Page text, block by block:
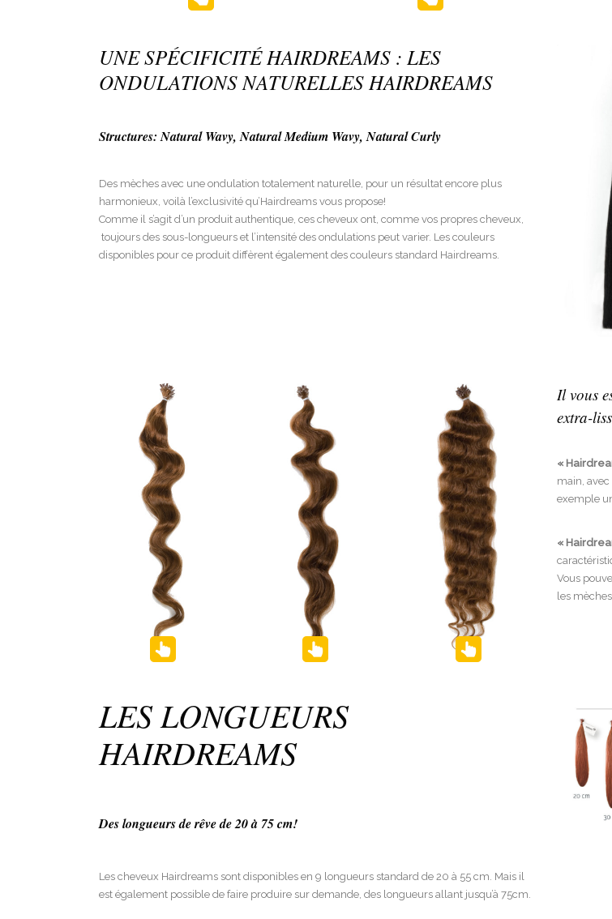
UNE SPÉCIFICITÉ HAIRDREAMS : LES
ONDULATIONS NATURELLES HAIRDREAMS
Structures: Natural Wavy, Natural Medium Wavy, Natural Curly
Des mèches avec une ondulation totalement naturelle, pour un résultat encore plus
harmonieux, voilà l’exclusivité qu’Hairdreams vous propose!
Comme il s’agit d’un produit authentique, ces cheveux ont, comme vos propres cheveux,
toujours des sous-longueurs et l’intensité des ondulations peut varier. Les couleurs
disponibles pour ce produit diffèrent également des couleurs standard Hairdreams.
Il vous
extra-
«
main,
exemple
«
Vous
les
LES LONGUEURS
HAIRDREAMS
Des longueurs de rêve de 20 à 75 cm!
Les cheveux Hairdreams sont disponibles en 9 longueurs standard de 20 à 55 cm. Mais il
est également possible de faire produire sur demande, des longueurs allant jusqu’à 75cm.